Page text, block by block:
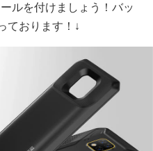
ルを付けましょう！バッ
ております！↓